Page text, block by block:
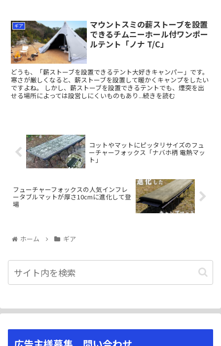
ギア
マウントスミの薪ストーブを設置
できるチムニーホール付ワンポー
ルテント「ノナ T/C」
どうも、「薪ストーブを設置できるテント大好きキャンパー」です。
寒さが厳しくなると、薪ストーブを設置して暖かくキャンプをしたい
ですよね。 しかし、薪ストーブを設置できるテントでも、煙突を出
せる場所によっては設営しにくいものもあり...続きを読む
コットやマットにピッタリサイズのフュ
ーチャーフォックス「ナバホ柄 電熱マッ
ト」
フューチャーフォックスの人気インフレ
ータブルマットが厚さ10cmに進化して登
場
ホーム ギア